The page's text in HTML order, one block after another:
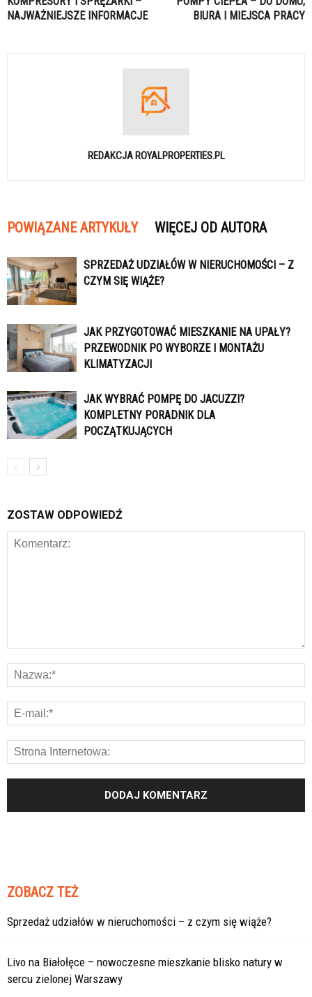
NAJWAŻNIEJSZE INFORMACJE
BIURA I MIEJSCA PRACY
REDAKCJA ROYALPROPERTIES.PL
POWIĄZANE ARTYKUŁY WIĘCEJ OD AUTORA
SPRZEDAŻ UDZIAŁÓW W NIERUCHOMOŚCI – Z
CZYM SIĘ WIĄŻE?
JAK PRZYGOTOWAĆ MIESZKANIE NA UPAŁY?
PRZEWODNIK PO WYBORZE I MONTAŻU
KLIMATYZACJI
JAK WYBRAĆ POMPĘ DO JACUZZI?
KOMPLETNY PORADNIK DLA
POCZĄTKUJĄCYCH
ZOSTAW ODPOWIEDŹ
ZOBACZ TEŻ
Sprzedaż udziałów w nieruchomości – z czym się wiąże?
Livo na Białołęce – nowoczesne mieszkanie blisko natury w
sercu zielonej Warszawy